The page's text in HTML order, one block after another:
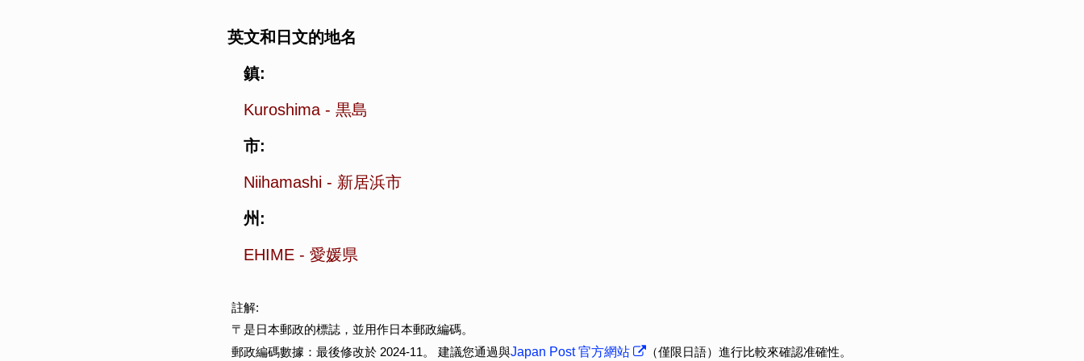
英文和日文的地名
鎮:
Kuroshima - 黒島
市:
Niihamashi - 新居浜市
州:
EHIME - 愛媛県
註解:
〒是日本郵政的標誌，並用作日本郵政編碼。
郵政編碼數據：最後修改於 2024-11。 建議您通過與Japan Post 官方網站 （僅限日語）進行比較來確認准確性。